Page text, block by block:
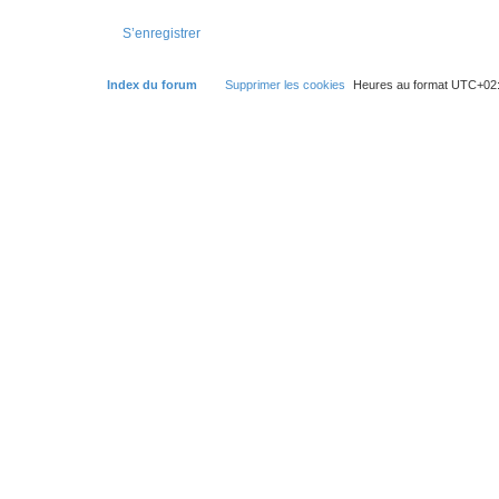
S’enregistrer
Index du forum Supprimer les cookies Heures au format